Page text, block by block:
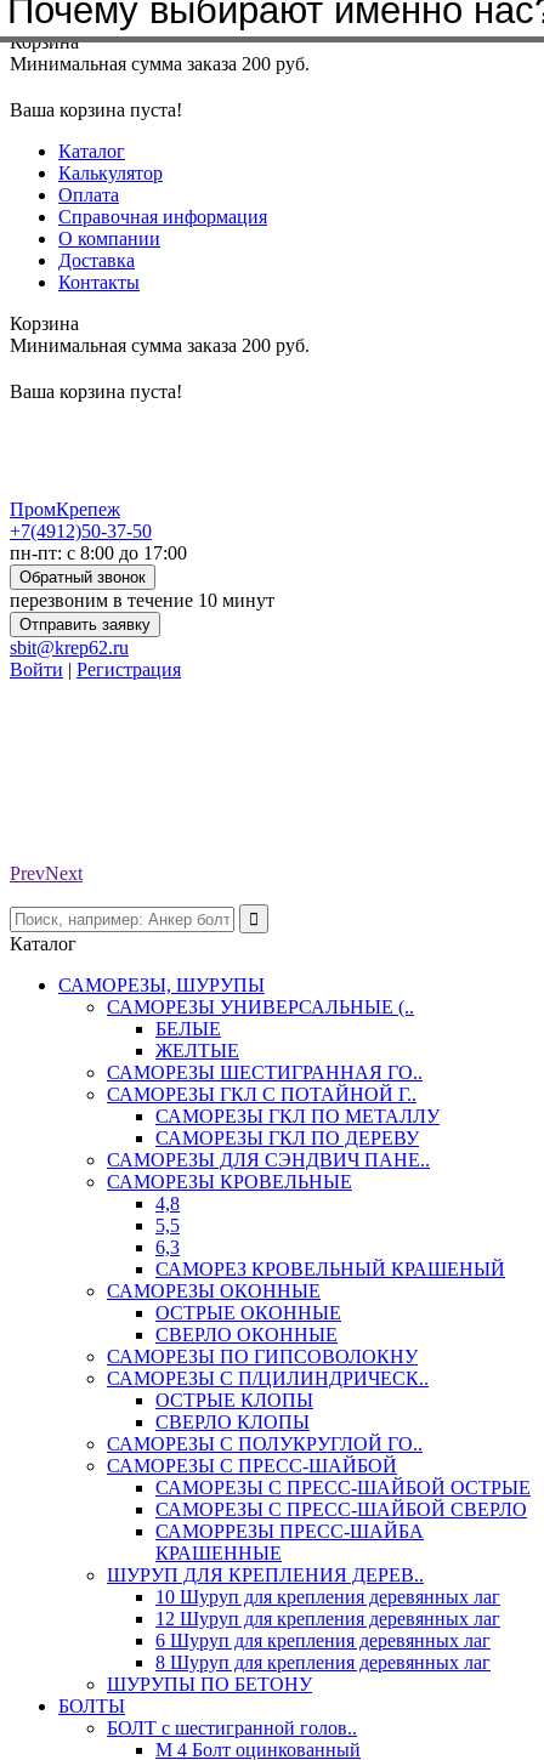
Меню+7(4912)50-37-50sbit@krep62.ru
Корзина
Минимальная сумма заказа 200 руб.
Ваша корзина пуста!
Каталог
Калькулятор
Оплата
Справочная информация
О компании
Доставка
Контакты
Корзина
Минимальная сумма заказа 200 руб.
Ваша корзина пуста!
ПромКрепеж
+7(4912)50-37-50
пн-пт: с 8:00 до 17:00
Обратный звонок
перезвоним в течение 10 минут
Отправить заявку
sbit@krep62.ru
Войти | Регистрация
PrevNext
Каталог
САМОРЕЗЫ, ШУРУПЫ
САМОРЕЗЫ УНИВЕРСАЛЬНЫЕ (..
БЕЛЫЕ
ЖЕЛТЫЕ
САМОРЕЗЫ ШЕСТИГРАННАЯ ГО..
САМОРЕЗЫ ГКЛ С ПОТАЙНОЙ Г..
САМОРЕЗЫ ГКЛ ПО МЕТАЛЛУ
САМОРЕЗЫ ГКЛ ПО ДЕРЕВУ
САМОРЕЗЫ ДЛЯ СЭНДВИЧ ПАНЕ..
САМОРЕЗЫ КРОВЕЛЬНЫЕ
4,8
5,5
6,3
САМОРЕЗ КРОВЕЛЬНЫЙ КРАШЕНЫЙ
САМОРЕЗЫ ОКОННЫЕ
ОСТРЫЕ ОКОННЫЕ
СВЕРЛО ОКОННЫЕ
САМОРЕЗЫ ПО ГИПСОВОЛОКНУ
САМОРЕЗЫ С П/ЦИЛИНДРИЧЕСК..
ОСТРЫЕ КЛОПЫ
СВЕРЛО КЛОПЫ
САМОРЕЗЫ С ПОЛУКРУГЛОЙ ГО..
САМОРЕЗЫ С ПРЕСС-ШАЙБОЙ
САМОРЕЗЫ С ПРЕСС-ШАЙБОЙ ОСТРЫЕ
САМОРЕЗЫ С ПРЕСС-ШАЙБОЙ СВЕРЛО
САМОРРЕЗЫ ПРЕСС-ШАЙБА
КРАШЕННЫЕ
ШУРУП ДЛЯ КРЕПЛЕНИЯ ДЕРЕВ..
10 Шуруп для крепления деревянных лаг
12 Шуруп для крепления деревянных лаг
6 Шуруп для крепления деревянных лаг
8 Шуруп для крепления деревянных лаг
ШУРУПЫ ПО БЕТОНУ
БОЛТЫ
БОЛТ с шестигранной голов..
М 4 Болт оцинкованный
Почему выбирают именно